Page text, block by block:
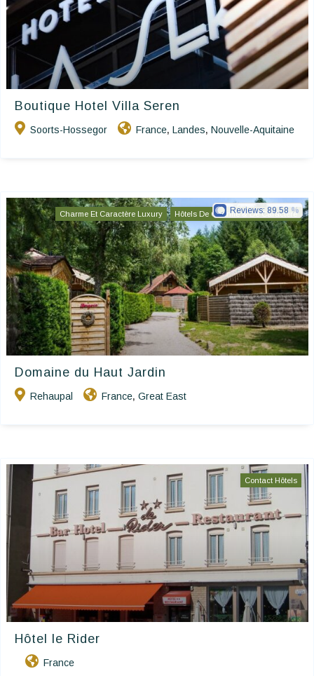
Boutique Hotel Villa Seren
Soorts-Hossegor France, Landes, Nouvelle-Aquitaine
Charme Et Caractère Luxury Hôtels De Charme & De Caractère
Domaine du Haut Jardin
Rehaupal France, Great East
Reviews: 89.58
Contact Hôtels
Hôtel le Rider
France